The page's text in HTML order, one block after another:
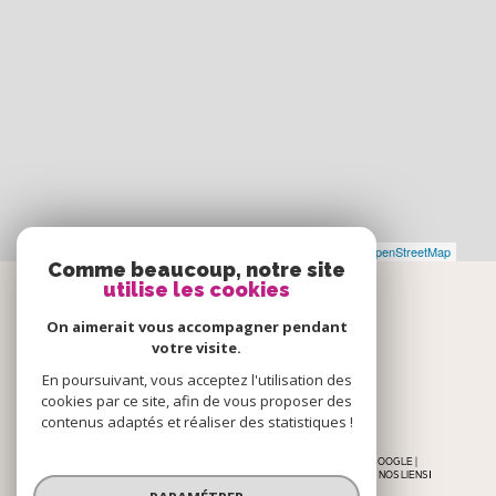
© OpenStreetMap
Espace
PROPRIÉTAIRE
se connecter
© 2026 | TOUS DROITS RÉSERVÉS | TRADUCTION POWERED BY GOOGLE |
NOS HONORAIRES
PLAN DU SITE MENTIONS LÉGALES ADMIN
NOS LIENS
POLITIQUE RGPD
Comme beaucoup, notre site
utilise les cookies
On aimerait vous accompagner pendant
votre visite.
En poursuivant, vous acceptez l'utilisation des
cookies par ce site, afin de vous proposer des
contenus adaptés et réaliser des statistiques !